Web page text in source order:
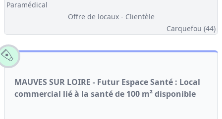
Paramédical
Offre de locaux - Clientèle
Carquefou (44)
MAUVES SUR LOIRE - Futur Espace Santé : Local
commercial lié à la santé de 100 m² disponible